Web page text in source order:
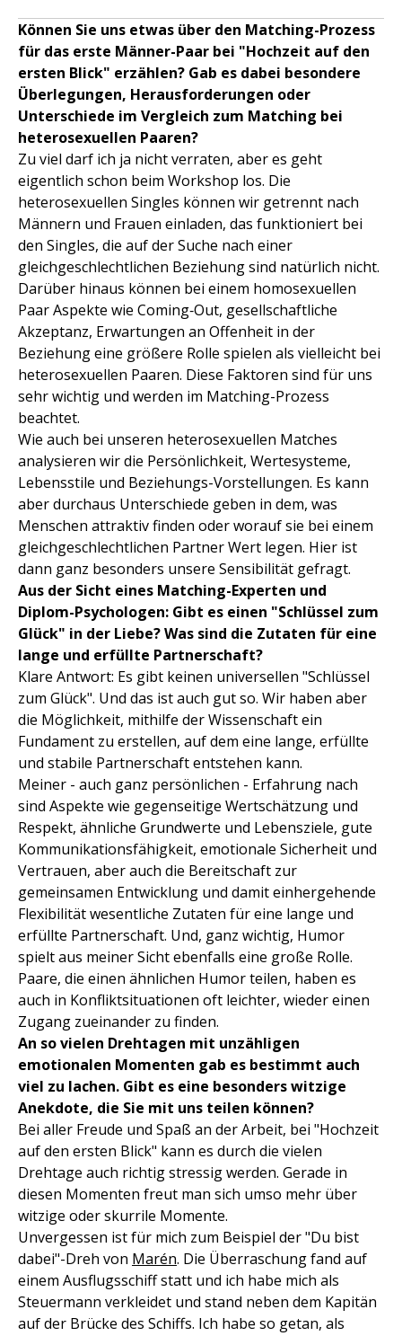
Können Sie uns etwas über den Matching-Prozess
für das erste Männer-Paar bei "Hochzeit auf den
ersten Blick" erzählen? Gab es dabei besondere
Überlegungen, Herausforderungen oder
Unterschiede im Vergleich zum Matching bei
heterosexuellen Paaren?
Zu viel darf ich ja nicht verraten, aber es geht
eigentlich schon beim Workshop los. Die
heterosexuellen Singles können wir getrennt nach
Männern und Frauen einladen, das funktioniert bei
den Singles, die auf der Suche nach einer
gleichgeschlechtlichen Beziehung sind natürlich nicht.
Darüber hinaus können bei einem homosexuellen
Paar Aspekte wie Coming‑Out, gesellschaftliche
Akzeptanz, Erwartungen an Offenheit in der
Beziehung eine größere Rolle spielen als vielleicht bei
heterosexuellen Paaren. Diese Faktoren sind für uns
sehr wichtig und werden im Matching-Prozess
beachtet.
Wie auch bei unseren heterosexuellen Matches
analysieren wir die Persönlichkeit, Wertesysteme,
Lebensstile und Beziehungs-Vorstellungen. Es kann
aber durchaus Unterschiede geben in dem, was
Menschen attraktiv finden oder worauf sie bei einem
gleichgeschlechtlichen Partner Wert legen. Hier ist
dann ganz besonders unsere Sensibilität gefragt.
Aus der Sicht eines Matching-Experten und
Diplom-Psychologen: Gibt es einen "Schlüssel zum
Glück" in der Liebe? Was sind die Zutaten für eine
lange und erfüllte Partnerschaft?
Klare Antwort: Es gibt keinen universellen "Schlüssel
zum Glück". Und das ist auch gut so. Wir haben aber
die Möglichkeit, mithilfe der Wissenschaft ein
Fundament zu erstellen, auf dem eine lange, erfüllte
und stabile Partnerschaft entstehen kann.
Meiner - auch ganz persönlichen - Erfahrung nach
sind Aspekte wie gegenseitige Wertschätzung und
Respekt, ähnliche Grundwerte und Lebensziele, gute
Kommunikationsfähigkeit, emotionale Sicherheit und
Vertrauen, aber auch die Bereitschaft zur
gemeinsamen Entwicklung und damit einhergehende
Flexibilität wesentliche Zutaten für eine lange und
erfüllte Partnerschaft. Und, ganz wichtig, Humor
spielt aus meiner Sicht ebenfalls eine große Rolle.
Paare, die einen ähnlichen Humor teilen, haben es
auch in Konfliktsituationen oft leichter, wieder einen
Zugang zueinander zu finden.
An so vielen Drehtagen mit unzähligen
emotionalen Momenten gab es bestimmt auch
viel zu lachen. Gibt es eine besonders witzige
Anekdote, die Sie mit uns teilen können?
Bei aller Freude und Spaß an der Arbeit, bei "Hochzeit
auf den ersten Blick" kann es durch die vielen
Drehtage auch richtig stressig werden. Gerade in
diesen Momenten freut man sich umso mehr über
witzige oder skurrile Momente.
Unvergessen ist für mich zum Beispiel der "Du bist
dabei"-Dreh von Marén. Die Überraschung fand auf
einem Ausflugsschiff statt und ich habe mich als
Steuermann verkleidet und stand neben dem Kapitän
auf der Brücke des Schiffs. Ich habe so getan, als